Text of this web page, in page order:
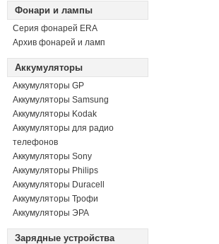
Фонари и лампы
Серия фонарей ERA
Архив фонарей и ламп
Аккумуляторы
Аккумуляторы GP
Аккумуляторы Samsung
Аккумуляторы Kodak
Аккумуляторы для радио
телефонов
Аккумуляторы Sony
Аккумуляторы Philips
Аккумуляторы Duracell
Аккумуляторы Трофи
Аккумуляторы ЭРА
Зарядные устройства